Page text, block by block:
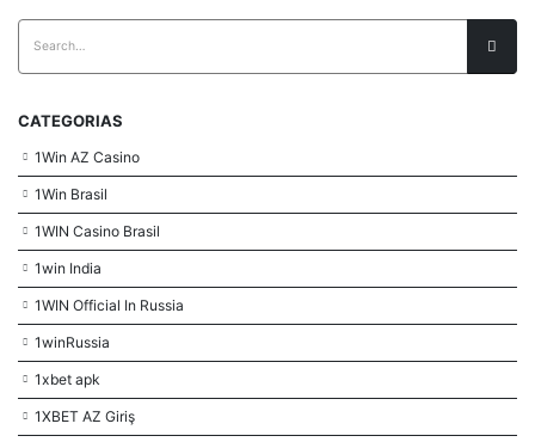
CATEGORIAS
1Win AZ Casino
1Win Brasil
1WIN Casino Brasil
1win India
1WIN Official In Russia
1winRussia
1xbet apk
1XBET AZ Giriş